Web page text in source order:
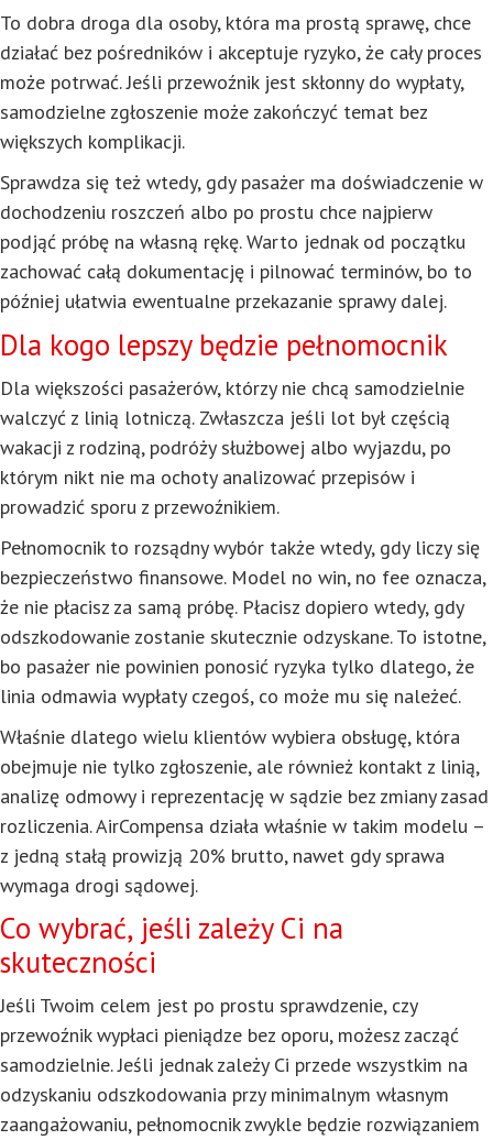
To dobra droga dla osoby, która ma prostą sprawę, chce
działać bez pośredników i akceptuje ryzyko, że cały proces
może potrwać. Jeśli przewoźnik jest skłonny do wypłaty,
samodzielne zgłoszenie może zakończyć temat bez
większych komplikacji.
Sprawdza się też wtedy, gdy pasażer ma doświadczenie w
dochodzeniu roszczeń albo po prostu chce najpierw
podjąć próbę na własną rękę. Warto jednak od początku
zachować całą dokumentację i pilnować terminów, bo to
później ułatwia ewentualne przekazanie sprawy dalej.
Dla kogo lepszy będzie pełnomocnik
Dla większości pasażerów, którzy nie chcą samodzielnie
walczyć z linią lotniczą. Zwłaszcza jeśli lot był częścią
wakacji z rodziną, podróży służbowej albo wyjazdu, po
którym nikt nie ma ochoty analizować przepisów i
prowadzić sporu z przewoźnikiem.
Pełnomocnik to rozsądny wybór także wtedy, gdy liczy się
bezpieczeństwo finansowe. Model no win, no fee oznacza,
że nie płacisz za samą próbę. Płacisz dopiero wtedy, gdy
odszkodowanie zostanie skutecznie odzyskane. To istotne,
bo pasażer nie powinien ponosić ryzyka tylko dlatego, że
linia odmawia wypłaty czegoś, co może mu się należeć.
Właśnie dlatego wielu klientów wybiera obsługę, która
obejmuje nie tylko zgłoszenie, ale również kontakt z linią,
analizę odmowy i reprezentację w sądzie bez zmiany zasad
rozliczenia. AirCompensa działa właśnie w takim modelu –
z jedną stałą prowizją 20% brutto, nawet gdy sprawa
wymaga drogi sądowej.
Co wybrać, jeśli zależy Ci na
skuteczności
Jeśli Twoim celem jest po prostu sprawdzenie, czy
przewoźnik wypłaci pieniądze bez oporu, możesz zacząć
samodzielnie. Jeśli jednak zależy Ci przede wszystkim na
odzyskaniu odszkodowania przy minimalnym własnym
zaangażowaniu, pełnomocnik zwykle będzie rozwiązaniem